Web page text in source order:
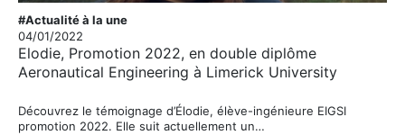
#Actualité à la une
04/01/2022
Elodie, Promotion 2022, en double diplôme
Aeronautical Engineering à Limerick University
Découvrez le témoignage d’Élodie, élève-ingénieure EIGSI
promotion 2022. Elle suit actuellement un…